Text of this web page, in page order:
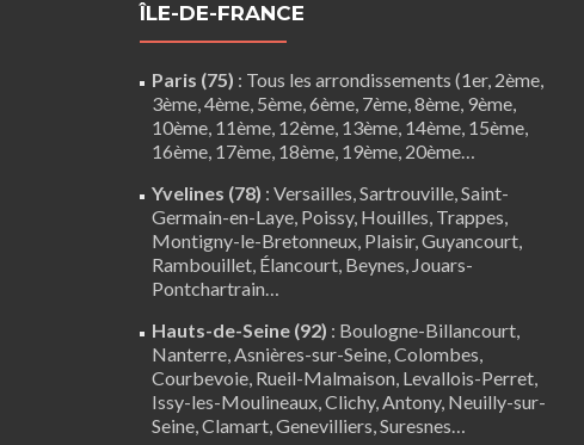
ÎLE-DE-FRANCE
Paris (75) : Tous les arrondissements (1er, 2ème,
3ème, 4ème, 5ème, 6ème, 7ème, 8ème, 9ème,
10ème, 11ème, 12ème, 13ème, 14ème, 15ème,
16ème, 17ème, 18ème, 19ème, 20ème…
Yvelines (78) : Versailles,Sartrouville,Saint-
Germain-en-Laye, Poissy, Houilles, Trappes,
Montigny-le-Bretonneux, Plaisir,Guyancourt,
Rambouillet, Élancourt, Beynes, Jouars-
Pontchartrain…
Hauts-de-Seine (92) : Boulogne-Billancourt,
Nanterre, Asnières-sur-Seine, Colombes,
Courbevoie, Rueil-Malmaison, Levallois-Perret,
Issy-les-Moulineaux, Clichy, Antony, Neuilly-sur-
Seine,Clamart, Genevilliers, Suresnes…